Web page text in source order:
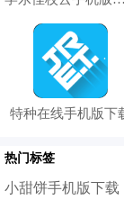
7、避免低年级孩
困扰，减少学习障
特种在线手机版下
热门标签
小甜饼手机版下载